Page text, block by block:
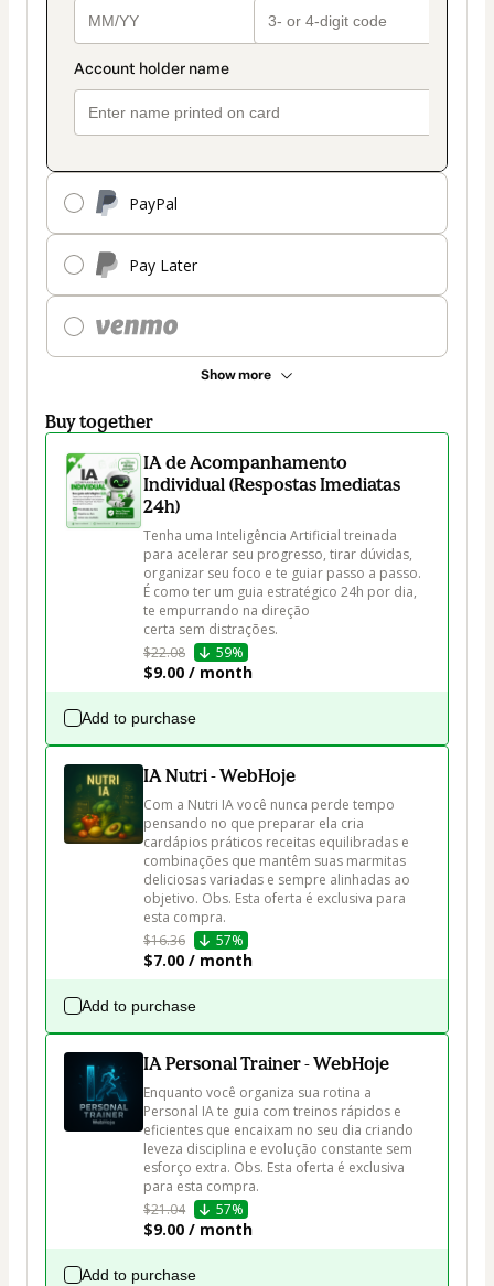
PayPal
Pay Later
Show more
Buy together
IA de Acompanhamento
Individual (Respostas Imediatas
24h)
Tenha uma Inteligência Artificial treinada
para acelerar seu progresso, tirar dúvidas,
organizar seu foco e te guiar passo a passo.
É como ter um guia estratégico 24h por dia,
te empurrando na direção
certa sem distrações.
$22.08
59%
$9.00 / month
Add to purchase
IA Nutri - WebHoje
Com a Nutri IA você nunca perde tempo
pensando no que preparar ela cria
cardápios práticos receitas equilibradas e
combinações que mantêm suas marmitas
deliciosas variadas e sempre alinhadas ao
objetivo. Obs. Esta oferta é exclusiva para
esta compra.
$16.36
57%
$7.00 / month
Add to purchase
IA Personal Trainer - WebHoje
Enquanto você organiza sua rotina a
Personal IA te guia com treinos rápidos e
eficientes que encaixam no seu dia criando
leveza disciplina e evolução constante sem
esforço extra. Obs. Esta oferta é exclusiva
para esta compra.
$21.04
57%
$9.00 / month
Add to purchase